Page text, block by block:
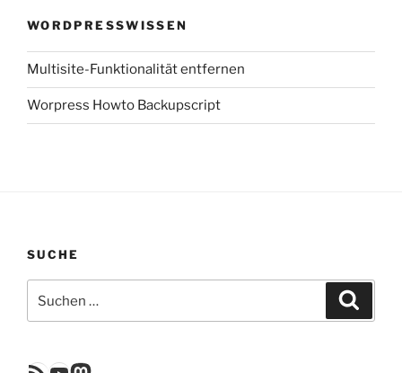
WORDPRESSWISSEN
Multisite-Funktionalität entfernen
Worpress Howto Backupscript
SUCHE
nach: